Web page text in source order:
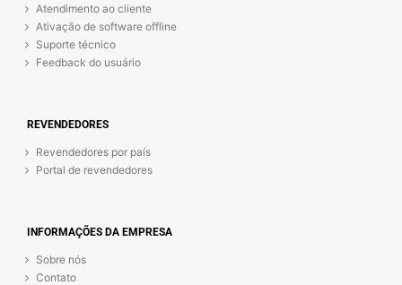
Atendimento ao cliente
Ativação de software offline
Suporte técnico
Feedback do usuário
REVENDEDORES
Revendedores por país
Portal de revendedores
INFORMAÇÕES DA EMPRESA
Sobre nós
Contato